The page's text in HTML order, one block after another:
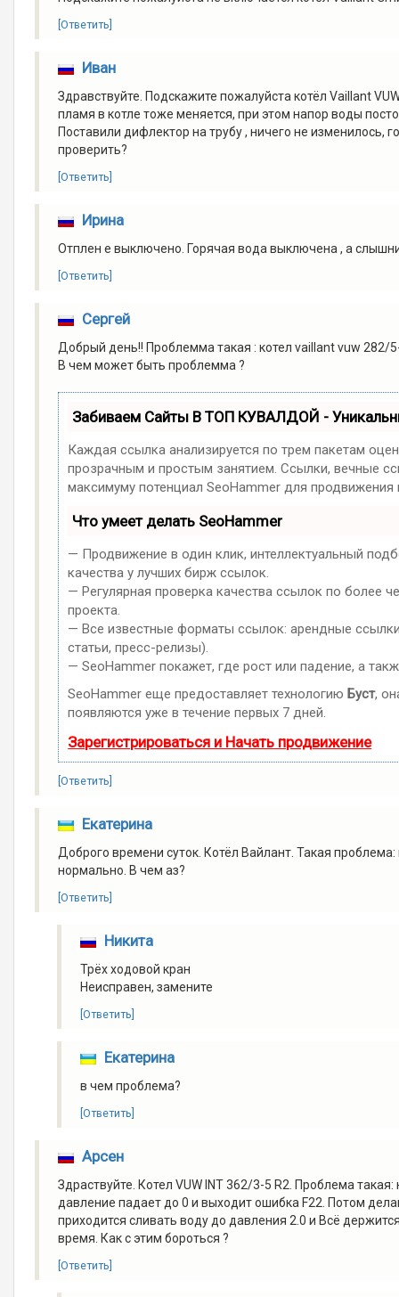
[Ответить]
Иван
Здравствуйте. Подскажите пожалуйста котёл Vaillant
пламя в котле тоже меняется, при этом напор воды
Поставили дифлектор на трубу , ничего не изменилось,
проверить?
[Ответить]
Ирина
Отплен е выключено. Горячая вода выключена , а
[Ответить]
Сергей
Добрый день!! Проблемма такая : котел vaillant vuw 282/
В чем может быть проблемма ?
Забиваем Сайты В ТОП КУВАЛДОЙ -
Каждая ссылка анализируется по трем пакетам
прозрачным и простым занятием. Ссылки, вечные
максимуму потенциал SeoHammer для продвижения
Что умеет делать SeoHammer
— Продвижение в один клик, интеллектуальный
качества у лучших бирж ссылок.
— Регулярная проверка качества ссылок по более
проекта.
— Все известные форматы ссылок: арендные
статьи, пресс-релизы).
— SeoHammer покажет, где рост или падение, а
SeoHammer еще предоставляет технологиюБуст,
появляются уже в течение первых 7 дней.
Зарегистрироваться и Начать продвижение
[Ответить]
Екатерина
Доброго времени суток. Котёл Вайлант. Такая
нормально. В чем аз?
[Ответить]
Никита
Трёх ходовой кран
Неисправен, замените
[Ответить]
Екатерина
в чем проблема?
[Ответить]
Арсен
Здраствуйте. Котел VUW INT 362/3-5 R2. Проблема
давление падает до 0 и выходит ошибка F22. Потом
приходится сливать воду до давления 2.0 и Всё
время. Как с этим бороться ?
[Ответить]